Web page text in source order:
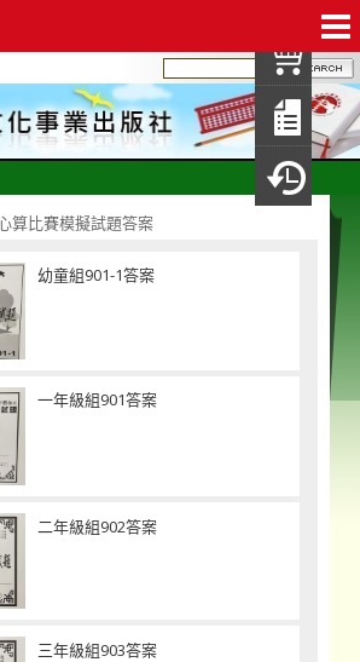
算比賽模擬試題答案
幼童組901-1答案
一年級組901答案
二年級組902答案
三年級組903答案
我
查
填